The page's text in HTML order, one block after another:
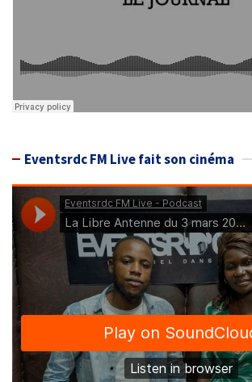
Eventsrdc FM Live fait son cinéma